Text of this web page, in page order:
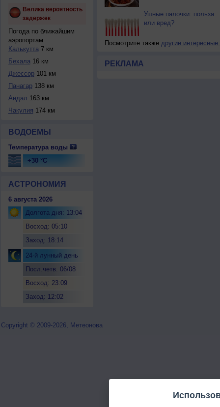
Велика вероятность
задержек
Погода по ближайшим
аэропортам
Калькутта7 км
Бехала16 км
Джессор101 км
Панагар138 км
Андал 163 км
Чакулия 174 км
ВОДОЕМЫ
Температура воды
+30 °C
АСТРОНОМИЯ
6 августа 2026
Долгота дня: 13:04
Восход: 05:10
Заход: 18:14
24-й лунный день
Посл.четв. 06/08
Восход: 23:09
Заход: 12:02
Ушные палочки: польза
или вред?
Посмотрите также другие интересные
РЕКЛАМА
Copyright © 2009-2026, Метеонова